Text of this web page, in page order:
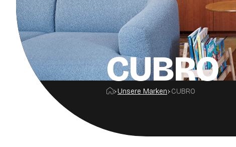
CUBRO
Startseite
Unsere Marken CUBRO